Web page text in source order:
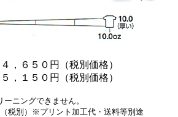
５０円（税別価格）
，１５０円（税別価格）
ニングできません。
税別）※プリント加工代・送料等別途